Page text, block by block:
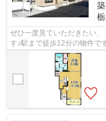
ぜひ一度見ていただきたい
す♪駅まで徒歩12分の物件で
や家賃支払いができます♪エ